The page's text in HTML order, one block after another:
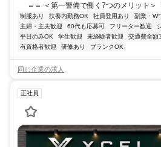
＝＝ ＜第一警備で働く7つのメリット＞
制服あり 扶養内勤務OK 社員登用あり 副業・W
主婦・主夫歓迎
60代も応募可 フリーター歓迎
平日のみOK
学生歓迎 未経験者歓迎 交通費全額
有資格者歓迎
研修あり ブランクOK
同じ企業の求人
正社員